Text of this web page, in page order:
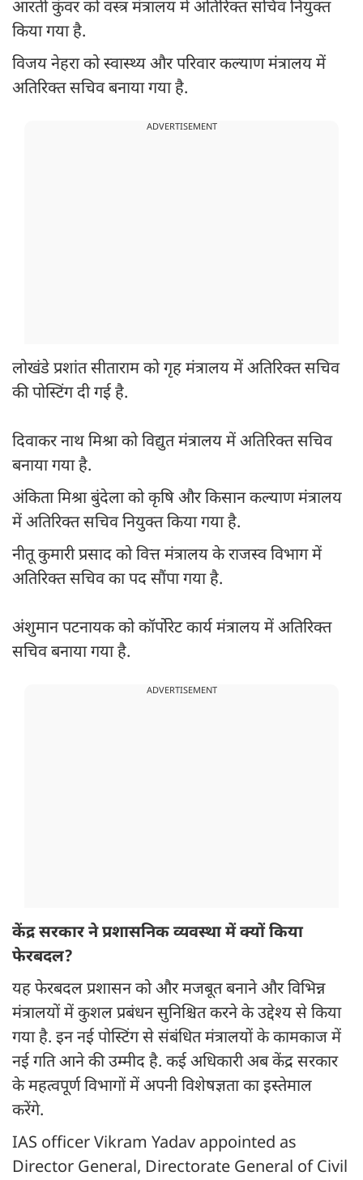
आरती कुंवर को वस्त्र मंत्रालय में अतिरिक्त सचिव नियुक्त
किया गया है.
विजय नेहरा को स्वास्थ्य और परिवार कल्याण मंत्रालय में
अतिरिक्त सचिव बनाया गया है.
ADVERTISEMENT
लोखंडे प्रशांत सीताराम को गृह मंत्रालय में अतिरिक्त सचिव
की पोस्टिंग दी गई है.
दिवाकर नाथ मिश्रा को विद्युत मंत्रालय में अतिरिक्त सचिव
बनाया गया है.
अंकिता मिश्रा बुंदेला को कृषि और किसान कल्याण मंत्रालय
में अतिरिक्त सचिव नियुक्त किया गया है.
नीतू कुमारी प्रसाद को वित्त मंत्रालय के राजस्व विभाग में
अतिरिक्त सचिव का पद सौंपा गया है.
अंशुमान पटनायक को कॉर्पोरेट कार्य मंत्रालय में अतिरिक्त
सचिव बनाया गया है.
ADVERTISEMENT
केंद्र सरकार ने प्रशासनिक व्यवस्था में क्यों किया
फेरबदल?
यह फेरबदल प्रशासन को और मजबूत बनाने और विभिन्न
मंत्रालयों में कुशल प्रबंधन सुनिश्चित करने के उद्देश्य से किया
गया है. इन नई पोस्टिंग से संबंधित मंत्रालयों के कामकाज में
नई गति आने की उम्मीद है. कई अधिकारी अब केंद्र सरकार
के महत्वपूर्ण विभागों में अपनी विशेषज्ञता का इस्तेमाल
करेंगे.
IAS officer Vikram Yadav appointed as
Director General, Directorate General of Civil